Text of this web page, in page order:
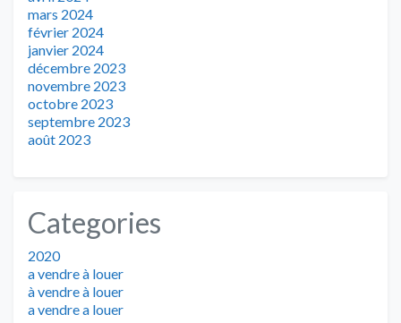
mars 2024
février 2024
janvier 2024
décembre 2023
novembre 2023
octobre 2023
septembre 2023
août 2023
Categories
2020
a vendre à louer
à vendre à louer
a vendre a louer